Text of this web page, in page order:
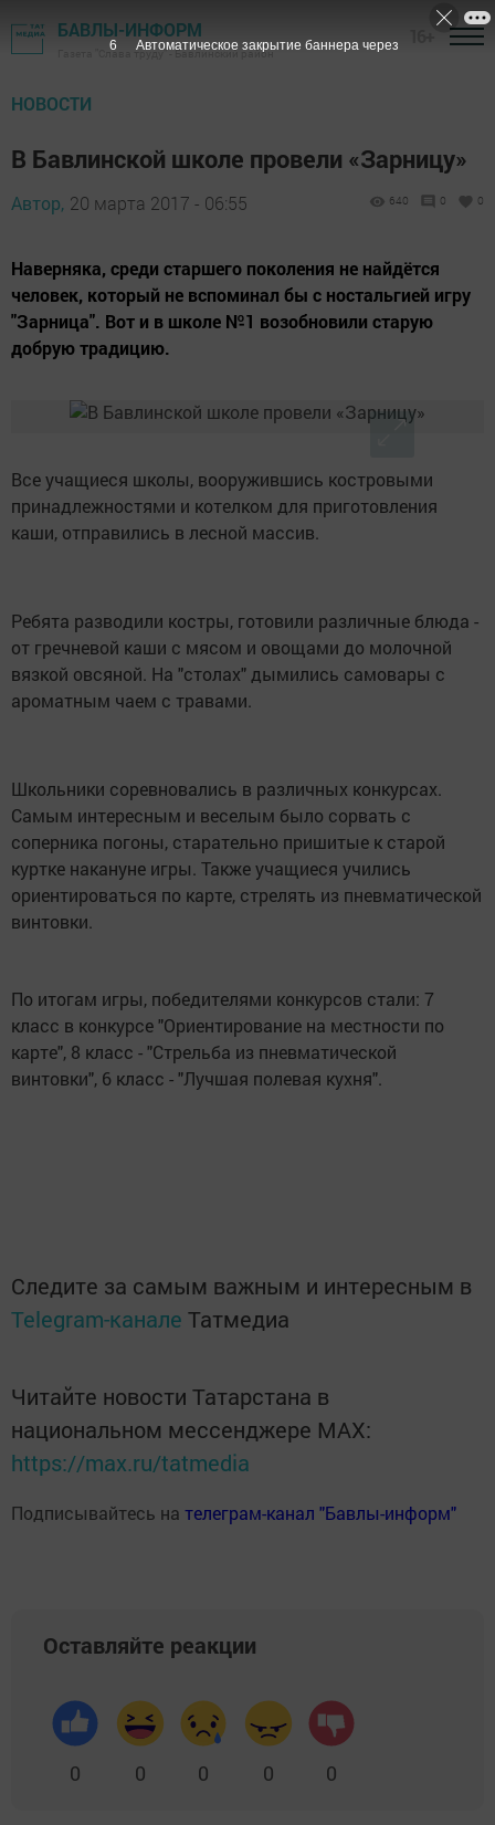
БАВЛЫ-ИНФОРМ
Газета "Слава труду" - Бавлинский район
НОВОСТИ
В Бавлинской школе провели «Зарницу»
Автор, 20 марта 2017 - 06:55 640 0 0
Наверняка, среди старшего поколения не найдётся
человек, который не вспоминал бы с ностальгией игру
"Зарница". Вот и в школе №1 возобновили старую
добрую традицию.
Все учащиеся школы, вооружившись костровыми
принадлежностями и котелком для приготовления
каши, отправились в лесной массив.
Ребята разводили костры, готовили различные блюда -
от гречневой каши с мясом и овощами до молочной
вязкой овсяной. На "столах" дымились самовары с
ароматным чаем с травами.
Школьники соревновались в различных конкурсах.
Самым интересным и веселым было сорвать с
соперника погоны, старательно пришитые к старой
куртке накануне игры. Также учащиеся учились
ориентироваться по карте, стрелять из пневматической
винтовки.
По итогам игры, победителями конкурсов стали: 7
класс в конкурсе "Ориентирование на местности по
карте", 8 класс - "Стрельба из пневматической
винтовки", 6 класс - "Лучшая полевая кухня".
Следите за самым важным и интересным в
Telegram-канале Татмедиа
Читайте новости Татарстана в
национальном мессенджере MАХ:
https://max.ru/tatmedia
Подписывайтесь на телеграм-канал "Бавлы-информ"
Оставляйте реакции
0 0 0 0 0
5 Автоматическое закрытие баннера через